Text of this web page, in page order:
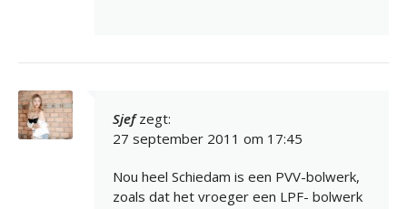
Sjef zegt:
27 september 2011 om 17:45
Nou heel Schiedam is een PVV-bolwerk,
zoals dat het vroeger een LPF- bolwerk